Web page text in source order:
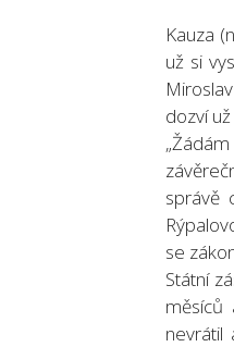
Kauza
už si
dozví
správě
se
Státní
měsíců
nevrátil